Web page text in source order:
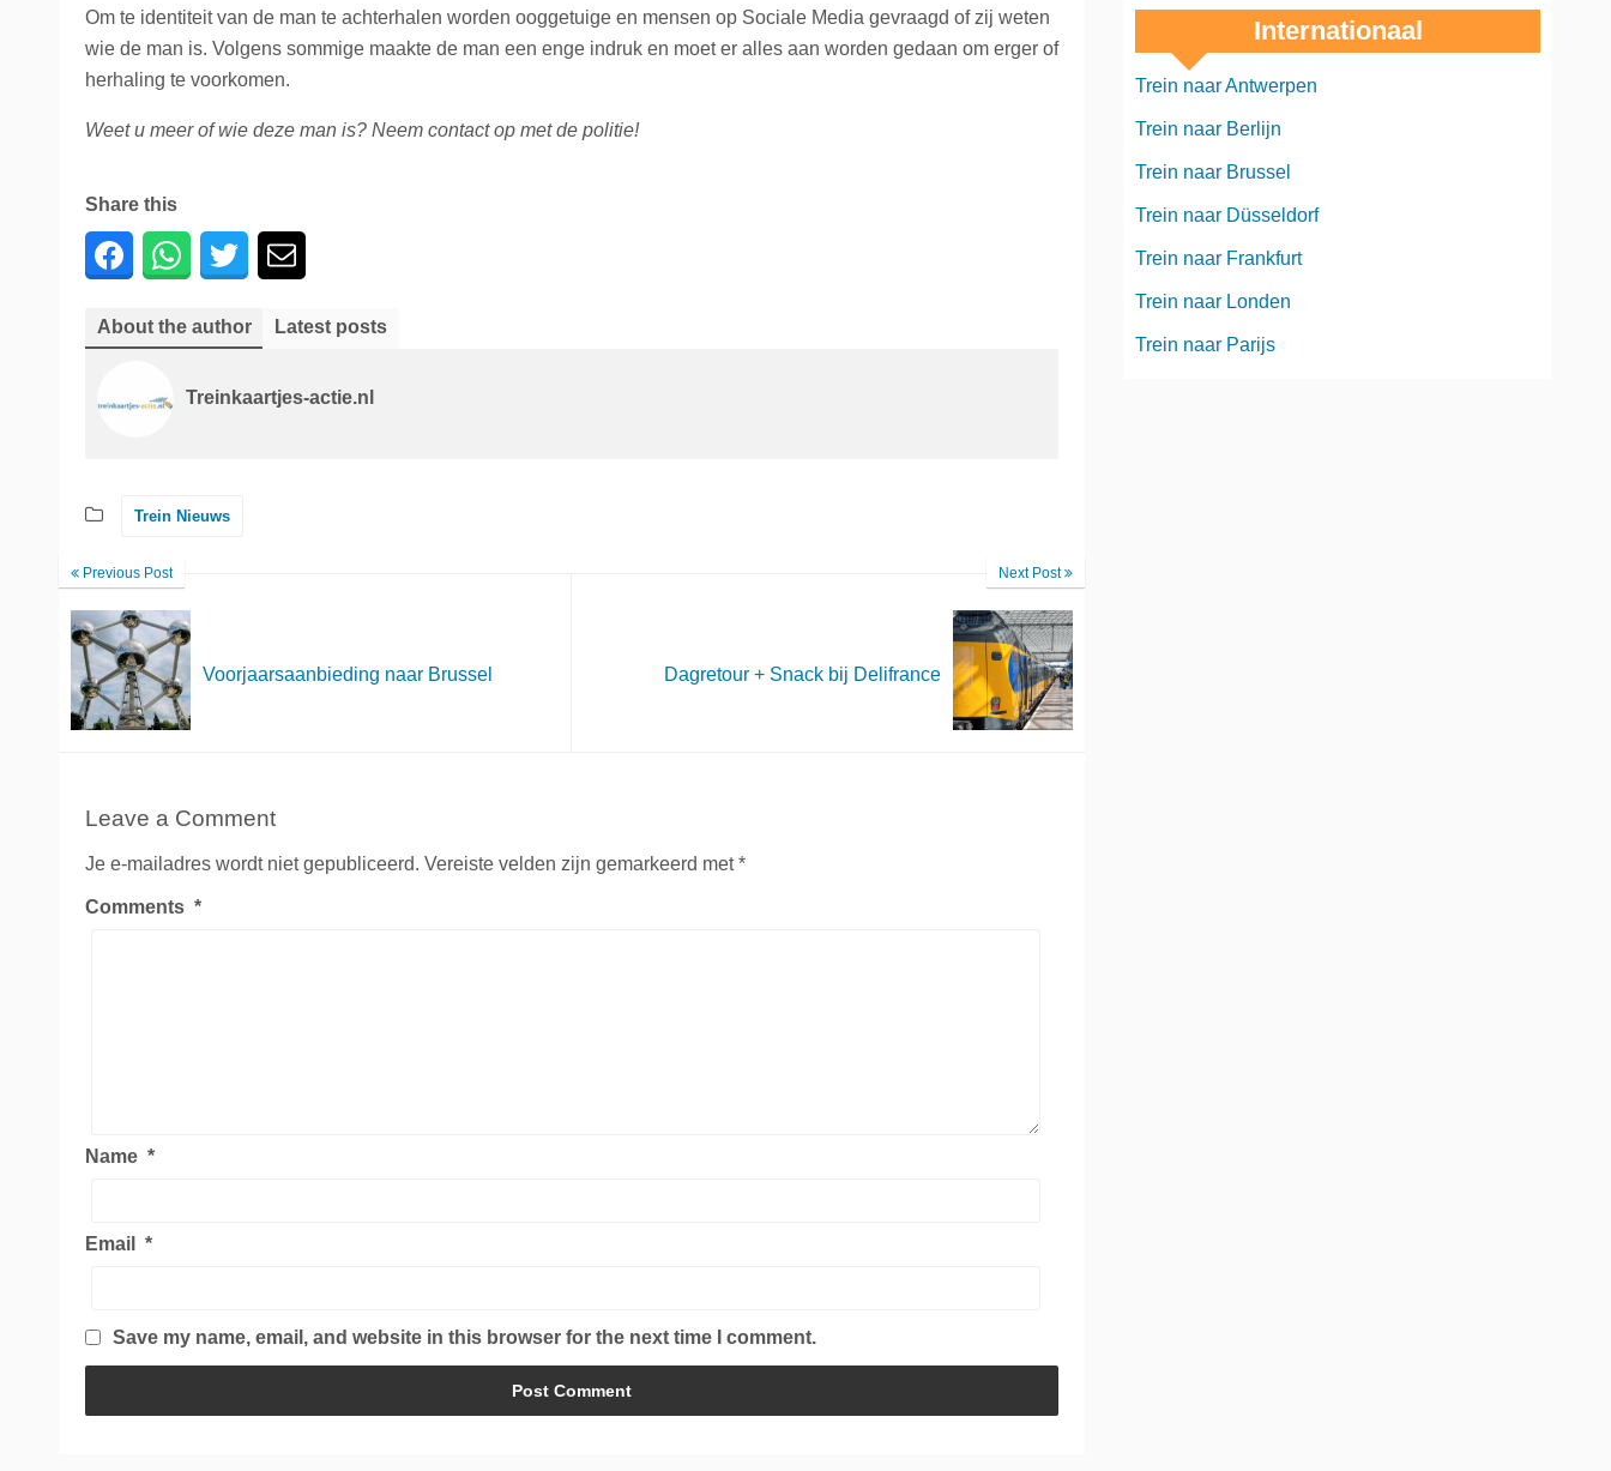
Om te identiteit van de man te achterhalen worden ooggetuige en mensen op Sociale Media gevraagd of zij weten
wie de man is. Volgens sommige maakte de man een enge indruk en moet er alles aan worden gedaan om erger of
herhaling te voorkomen.
Weet u meer of wie deze man is? Neem contact op met de politie!
Share this
About the author Latest posts
Treinkaartjes-actie.nl
Trein Nieuws
Previous Post
Voorjaarsaanbieding naar Brussel
Next Post
Dagretour + Snack bij Delifrance
Leave a Comment
Je e-mailadres wordt niet gepubliceerd. Vereiste velden zijn gemarkeerd met*
Comments *
Name *
Email *
Save my name, email, and website in this browser for the next time I comment.
Internationaal
Trein naar Antwerpen
Trein naar Berlijn
Trein naar Brussel
Trein naar Düsseldorf
Trein naar Frankfurt
Trein naar Londen
Trein naar Parijs